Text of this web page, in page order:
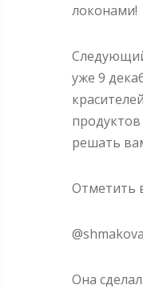
локонами!
уже 9
решать
Отметить
Она